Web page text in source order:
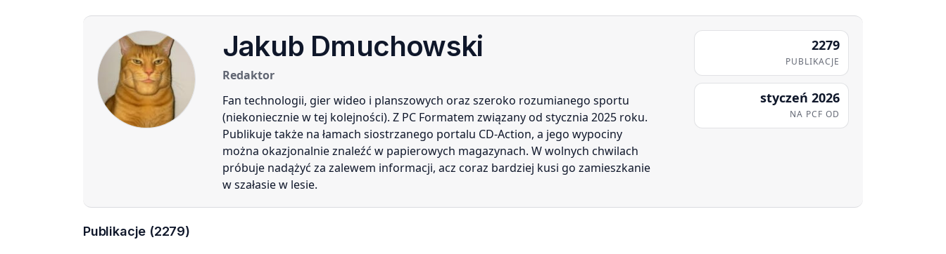
Jakub Dmuchowski
Redaktor
Fan technologii, gier wideo i planszowych oraz szeroko rozumianego sportu
(niekoniecznie w tej kolejności). Z PC Formatem związany od stycznia 2025 roku.
Publikuje także na łamach siostrzanego portalu CD-Action, a jego wypociny
można okazjonalnie znaleźć w papierowych magazynach. W wolnych chwilach
próbuje nadążyć za zalewem informacji, acz coraz bardziej kusi go zamieszkanie
w szałasie w lesie.
2279
PUBLIKACJE
styczeń 2026
NA PCF OD
Publikacje (2279)